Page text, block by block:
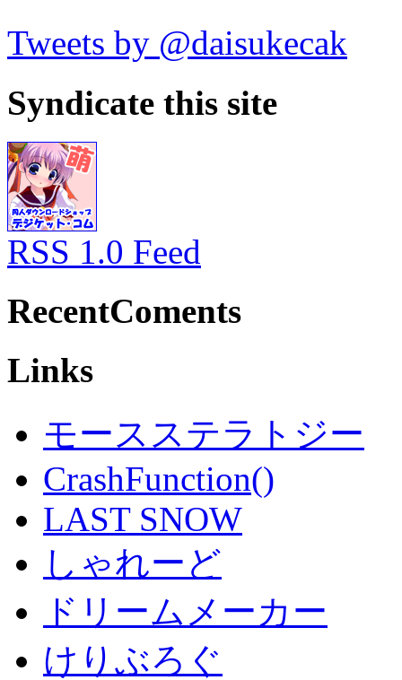
Tweets by @daisukecak
Syndicate this site
RSS 1.0 Feed
RecentComents
Links
モースステラトジー
CrashFunction()
LAST SNOW
しゃれーど
ドリームメーカー
けりぶろぐ